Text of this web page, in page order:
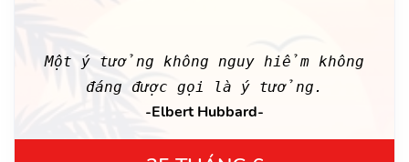
Một ý tưởng không nguy hiểm không
đáng được gọi là ý tưởng.
-Elbert Hubbard-